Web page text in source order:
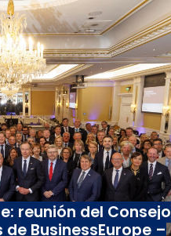
reunión del Consejo
BusinessEurope –